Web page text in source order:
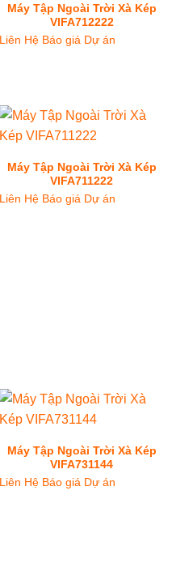
Máy Tập Ngoài Trời Xà Kép
VIFA712222
Liên Hệ Báo giá Dự án
Máy Tập Ngoài Trời Xà Kép
VIFA711222
Liên Hệ Báo giá Dự án
Máy Tập Ngoài Trời Xà Kép
VIFA731144
Liên Hệ Báo giá Dự án